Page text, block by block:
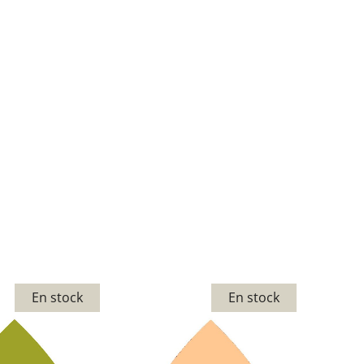
En stock En stock